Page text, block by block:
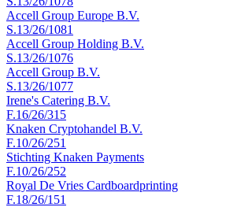
Accell Group Europe B.V.
S.13/26/1081
Accell Group Holding B.V.
S.13/26/1076
Accell Group B.V.
S.13/26/1077
Irene's Catering B.V.
F.16/26/315
Knaken Cryptohandel B.V.
F.10/26/251
Stichting Knaken Payments
F.10/26/252
Royal De Vries Cardboardprinting
F.18/26/151